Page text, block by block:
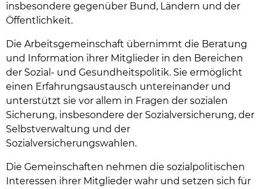
insbesondere gegenüber Bund, Ländern und der
Öffentlichkeit.
Die Arbeitsgemeinschaft übernimmt die Beratung
und Information ihrer Mitglieder in den Bereichen
der Sozial- und Gesundheitspolitik. Sie ermöglicht
einen Erfahrungsaustausch untereinander und
unterstützt sie vor allem in Fragen der sozialen
Sicherung, insbesondere der Sozialversicherung, der
Selbstverwaltung und der
Sozialversicherungswahlen.
Die Gemeinschaften nehmen die sozialpolitischen
Interessen ihrer Mitglieder wahr und setzen sich für